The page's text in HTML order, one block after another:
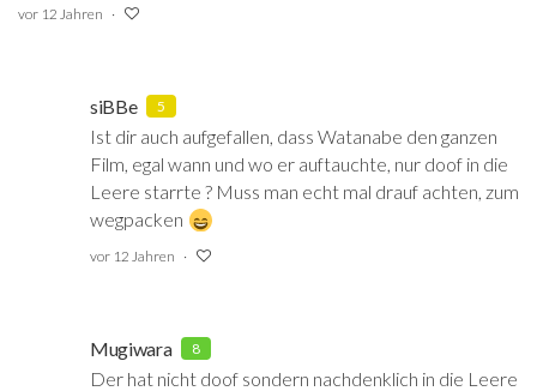
vor 12 Jahren
siBBe 5
Ist dir auch aufgefallen, dass Watanabe den ganzen
Film, egal wann und wo er auftauchte, nur doof in die
Leere starrte ? Muss man echt mal drauf achten, zum
wegpacken
vor 12 Jahren
Mugiwara 8
Der hat nicht doof sondern nachdenklich in die Leere